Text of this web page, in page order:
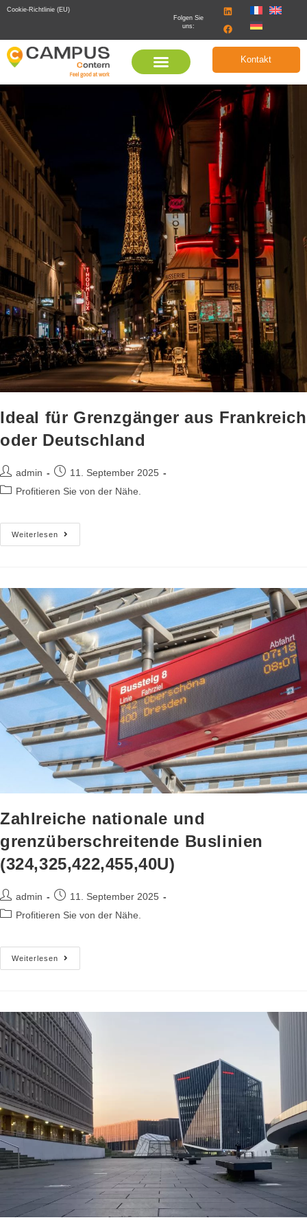
Cookie-Richtlinie (EU)
Folgen Sie
uns:
Kontakt
Ideal für Grenzgänger aus Frankreich
oder Deutschland
admin
11. September 2025
Profitieren Sie von der Nähe.
Weiterlesen
Zahlreiche nationale und
grenzüberschreitende Buslinien
(324,325,422,455,40U)
admin
11. September 2025
Profitieren Sie von der Nähe.
Weiterlesen